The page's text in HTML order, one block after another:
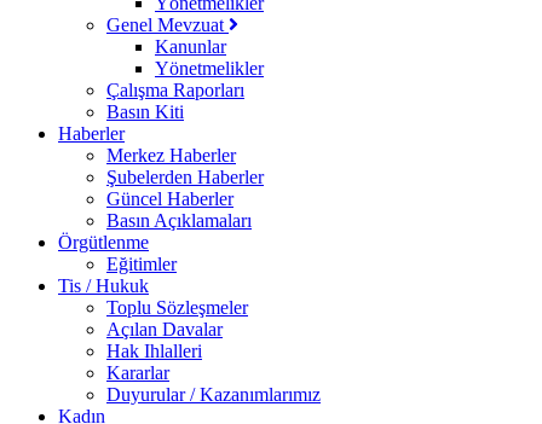
Genel Mevzuat
Kanunlar
Yönetmelikler
Çalışma Raporları
Basın Kiti
Haberler
Merkez Haberler
Şubelerden Haberler
Güncel Haberler
Basın Açıklamaları
Örgütlenme
Eğitimler
Tis / Hukuk
Toplu Sözleşmeler
Açılan Davalar
Hak Ihlalleri
Kararlar
Duyurular / Kazanımlarımız
Kadın